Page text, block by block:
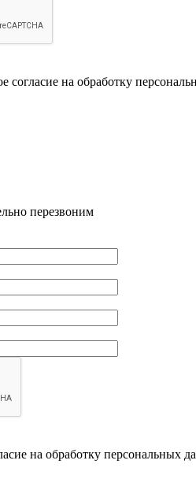
согласие на обработку
перезвоним
на обработку персональных